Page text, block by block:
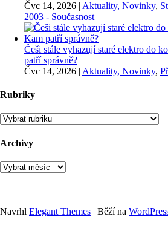
Čvc 14, 2026 | Aktuality, Novinky,
2003 - Současnost
Češi stále vyhazují staré elektro do
patří správně?
Čvc 14, 2026 | Aktuality, Novinky,
Rubriky
Rubriky
Archivy
Archivy
Navrhl Elegant Themes | Běží na